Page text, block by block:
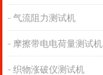
气流阻力测试机
摩擦带电电荷量测试机
织物涨破仪测试机